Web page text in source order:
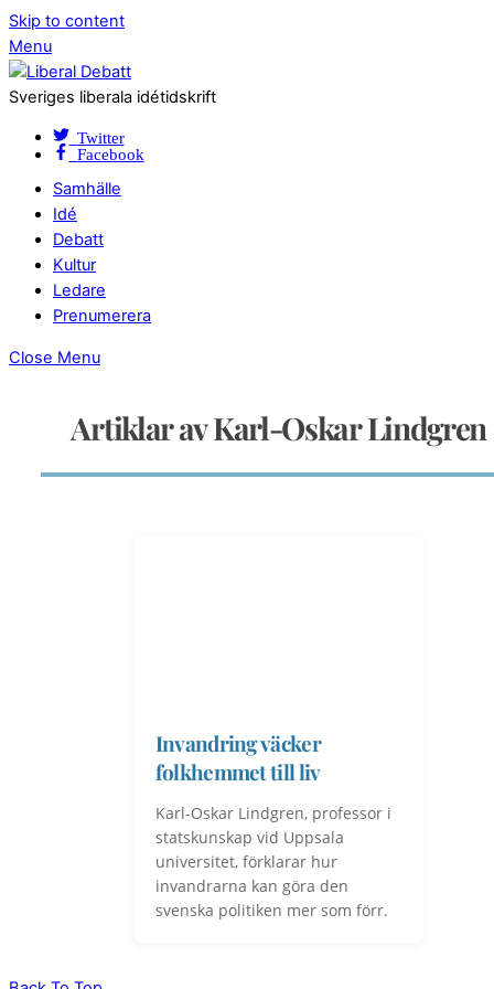
Skip to content
Menu
Sveriges liberala idétidskrift
Twitter
Facebook
Samhälle
Idé
Debatt
Kultur
Ledare
Prenumerera
Close Menu
Artiklar av Karl-Oskar Lindgren
Invandring väcker
folkhemmet till liv
Karl-Oskar Lindgren, professor i
statskunskap vid Uppsala
universitet, förklarar hur
invandrarna kan göra den
svenska politiken mer som förr.